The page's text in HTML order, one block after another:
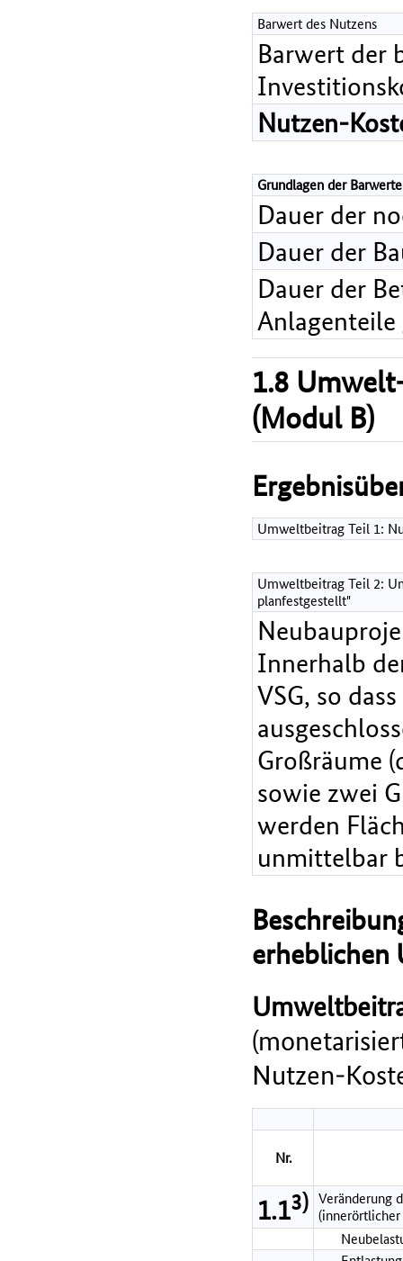
Barwert des Nutzens
Barwert der
Nutzen-
Grundlagen der
Dauer der
Dauer der
Dauer der
1.8
(Modul B)
Umweltbeitrag Teil 1:
Umweltbeitrag Teil 2:
planfestgestellt"
Innerhalb
VSG, so
Großräume
sowie zwei
werden
unmittelbar
erheblichen
Nutzen-
Nr.
1.13) Veränderung